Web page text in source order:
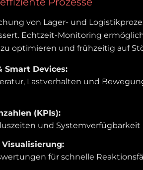
von Lager- und
Echtzeit-Monitoring
zu optimieren und frühzeitig auf
Smart Devices:
Lastverhalten und
(KPIs):
und
Visualisierung:
für schnelle